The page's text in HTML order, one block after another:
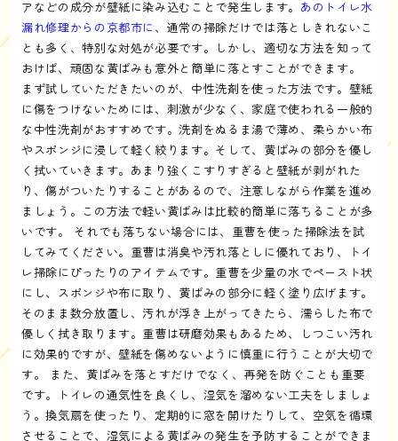
アなどの成分が壁紙に染み込むことで発生します。 あのトイレ水
漏れ修理からの京都市に、通常の掃除だけでは落としきれないこ
とも多く、特別な対処が必要です。しかし、適切な方法を知って
おけば、頑固な黄ばみも意外と簡単に落とすことができます。
まず試していただきたいのが、中性洗剤を使った方法です。壁紙
に傷をつけないためには、刺激が少なく、家庭で使われる一般的
な中性洗剤がおすすめです。洗剤をぬるま湯で薄め、柔らかい布
やスポンジに浸して軽く絞ります。そして、黄ばみの部分を優し
く拭いていきます。あまり強くこすりすぎると壁紙が剥がれた
り、傷がついたりすることがあるので、注意しながら作業を進め
ましょう。この方法で軽い黄ばみは比較的簡単に落ちることが多
いです。 それでも落ちない場合には、重曹を使った掃除法を試
してみてください。重曹は消臭や汚れ落としに優れており、トイ
レ掃除にぴったりのアイテムです。重曹を少量の水でペースト状
にし、スポンジや布に取り、黄ばみの部分に軽く塗り広げます。
そのまま数分放置し、汚れが浮き上がってきたら、濡らした布で
優しく拭き取ります。重曹は研磨効果もあるため、しつこい汚れ
に効果的ですが、壁紙を傷めないように慎重に行うことが大切で
す。 また、黄ばみを落とすだけでなく、再発を防ぐことも重要
です。トイレの通気性を良くし、湿気を溜めない工夫をしましょ
う。換気扇を使ったり、定期的に窓を開けたりして、空気を循環
させることで、湿気による黄ばみの発生を予防することができま